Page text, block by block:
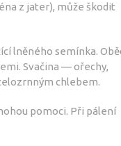
z jater), může škodit
lněného semínka.
Svačina — ořechy,
chlebem.
pomoci. Při pálení